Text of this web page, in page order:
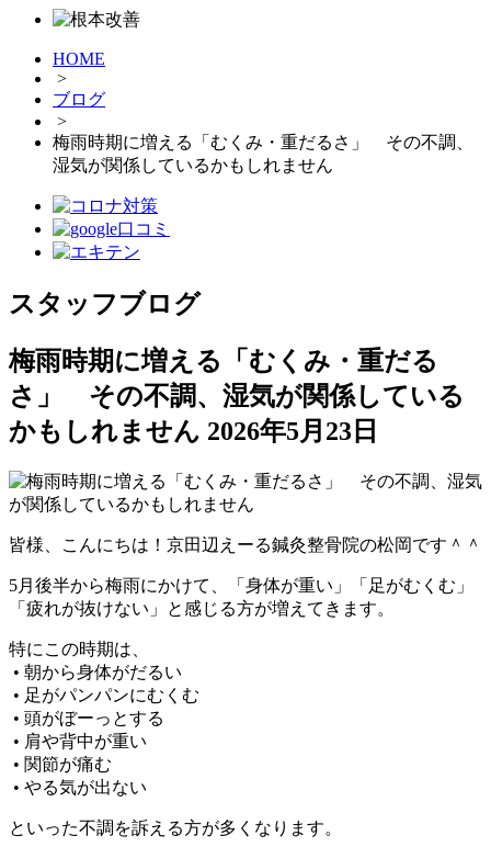
HOME
>
ブログ
>
梅雨時期に増える「むくみ・重だるさ」 その不調、
湿気が関係しているかもしれません
スタッフブログ
梅雨時期に増える「むくみ・重だる
さ」 その不調、湿気が関係している
かもしれません 2026年5月23日
皆様、こんにちは！京田辺えーる鍼灸整骨院の松岡です＾＾
5月後半から梅雨にかけて、「身体が重い」「足がむくむ」
「疲れが抜けない」と感じる方が増えてきます。
特にこの時期は、
• 朝から身体がだるい
• 足がパンパンにむくむ
• 頭がぼーっとする
• 肩や背中が重い
• 関節が痛む
• やる気が出ない
といった不調を訴える方が多くなります。